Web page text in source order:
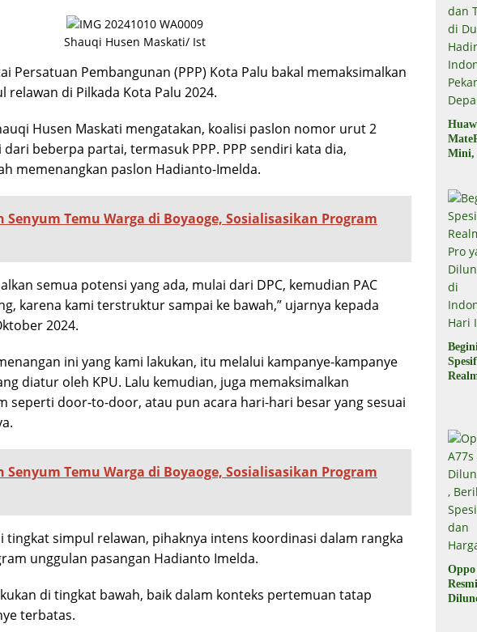
Shauqi Husen Maskati/ Ist
Persatuan Pembangunan (PPP) Kota Palu bakal memaksimalkan
di Pilkada Kota Palu 2024.
Husen Maskati mengatakan, koalisi paslon nomor urut 2
beberpa partai, termasuk PPP. PPP sendiri kata dia,
memenangkan paslon Hadianto-Imelda.
Senyum Temu Warga di Boyaoge, Sosialisasikan Program
semua potensi yang ada, mulai dari DPC, kemudian PAC
karena kami terstruktur sampai ke bawah,” ujarnya kepada
2024.
ini yang kami lakukan, itu melalui kampanye-kampanye
diatur oleh KPU. Lalu kemudian, juga memaksimalkan
seperti door-to-door, atau pun acara hari-hari besar yang sesuai
Senyum Temu Warga di Boyaoge, Sosialisasikan Program
tingkat simpul relawan, pihaknya intens koordinasi dalam rangka
unggulan pasangan Hadianto Imelda.
di tingkat bawah, baik dalam konteks pertemuan tatap
terbatas.
Mini,
di
Hari
Oppo
Resmi